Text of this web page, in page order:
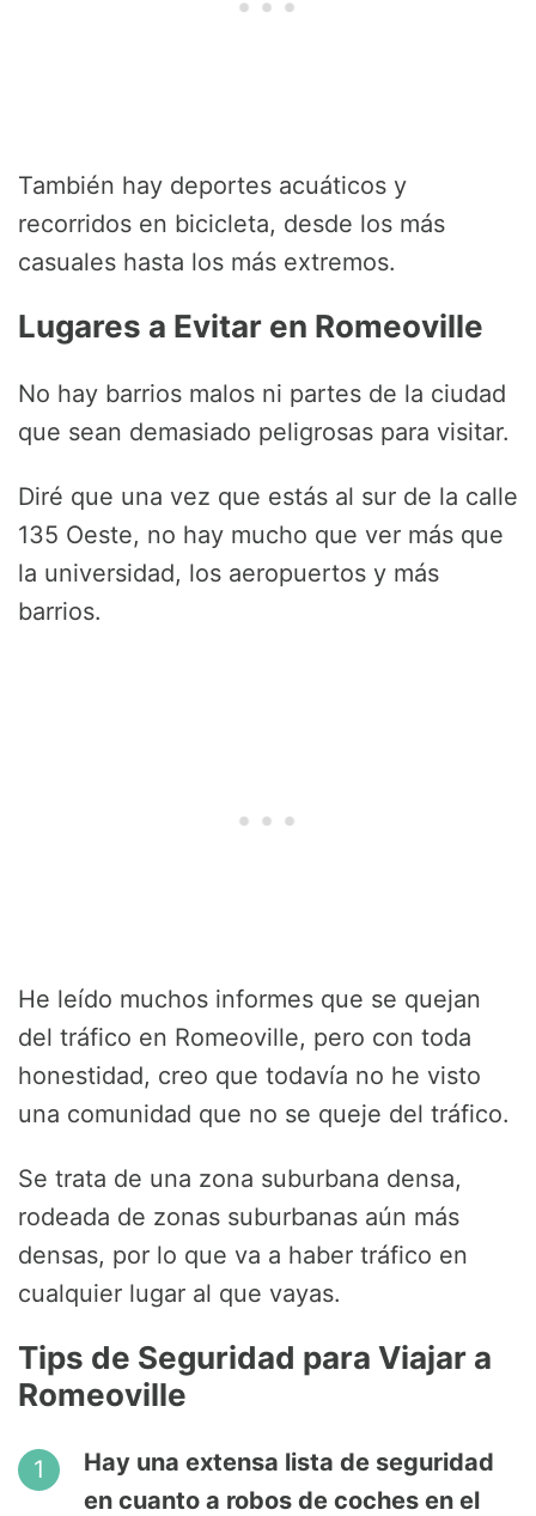
También hay deportes acuáticos y
recorridos en bicicleta, desde los más
casuales hasta los más extremos.
Lugares a Evitar en Romeoville
No hay barrios malos ni partes de la ciudad
que sean demasiado peligrosas para visitar.
Diré que una vez que estás al sur de la calle
135 Oeste, no hay mucho que ver más que
la universidad, los aeropuertos y más
barrios.
He leído muchos informes que se quejan
del tráfico en Romeoville, pero con toda
honestidad, creo que todavía no he visto
una comunidad que no se queje del tráfico.
Se trata de una zona suburbana densa,
rodeada de zonas suburbanas aún más
densas, por lo que va a haber tráfico en
cualquier lugar al que vayas.
Tips de Seguridad para Viajar a
Romeoville
Hay una extensa lista de seguridad
en cuanto a robos de coches en el